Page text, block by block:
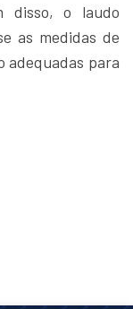
disso, o laudo
as medidas de
adequadas para